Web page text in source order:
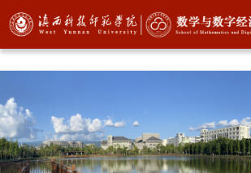
中国·304永利(集团有限公司)-